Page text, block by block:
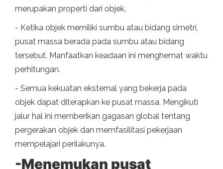
merupakan properti dari objek.
- Ketika objek memiliki sumbu atau bidang simetri,
pusat massa berada pada sumbu atau bidang
tersebut. Manfaatkan keadaan ini menghemat waktu
perhitungan.
- Semua kekuatan eksternal yang bekerja pada
objek dapat diterapkan ke pusat massa. Mengikuti
jalur hal ini memberikan gagasan global tentang
pergerakan objek dan memfasilitasi pekerjaan
mempelajari perilakunya.
-Menemukan pusat